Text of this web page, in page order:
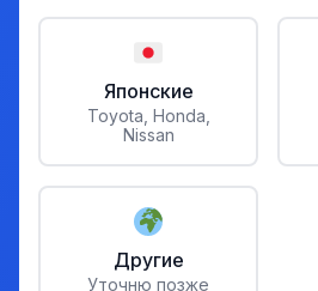
Японские
Toyota, Honda,
Nissan
Другие
Уточню позже